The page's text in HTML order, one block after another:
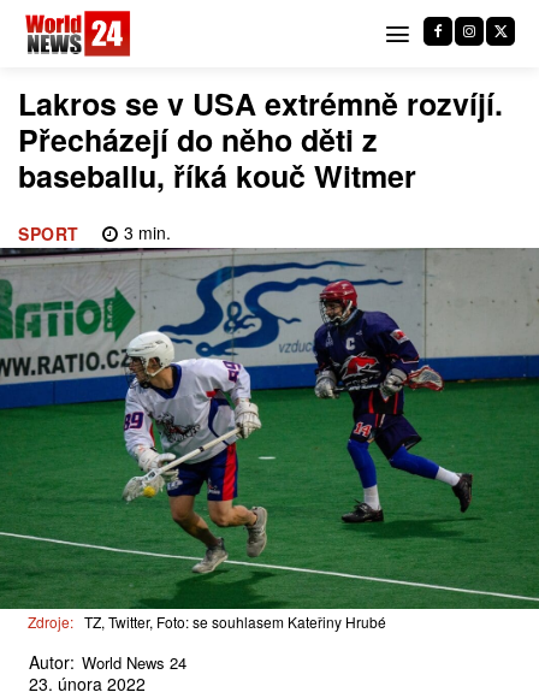
Lakros se v USA extrémně rozvíjí.
Přecházejí do něho děti z
baseballu, říká kouč Witmer
SPORT 3 min.
Zdroje: TZ, Twitter, Foto: se souhlasem Kateřiny Hrubé
Autor: World News 24
23. února 2022